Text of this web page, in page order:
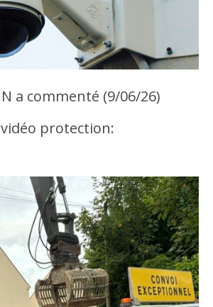
a commenté (9/06/26)
protection: